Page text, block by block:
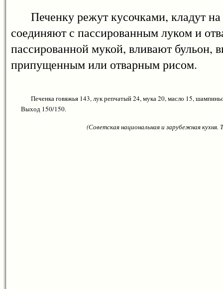
Печенку режут кусочками, кладут на
соединяют с пассированным луком и
пассированной мукой, вливают бульон,
припущенным или отварным рисом.
Печенка говяжья 143, лук репчатый 24, мука 20, масло 15,
Выход 150/150.
(Советская национальная и зарубежная